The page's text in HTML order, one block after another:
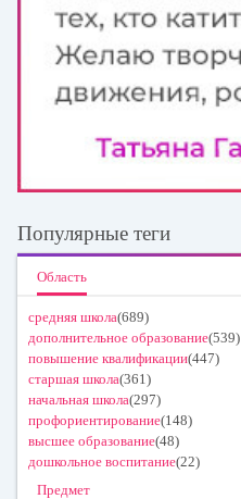
Популярные теги
Область
средняя школа(689)
дополнительное образование(539)
повышение квалификации(447)
старшая школа(361)
начальная школа(297)
профориентирование(148)
высшее образование(48)
дошкольное воспитание(22)
Предмет